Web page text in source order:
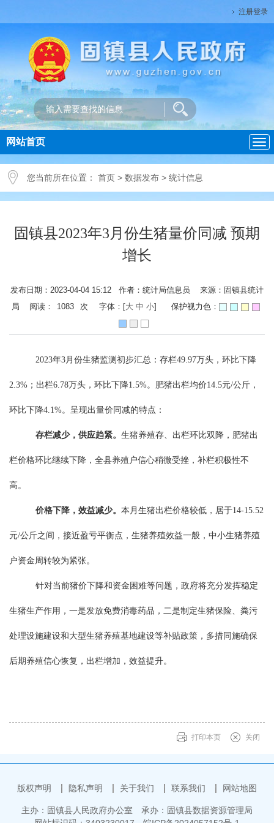
注册登录
导
航
网站首页
您当前所在位置： 首页 > 数据发布 > 统计信息
固镇县2023年3月份生猪量价同减 预期
增长
发布日期：2023-04-04 15:12 作者：统计局信息员 来源：固镇县统计
局 阅读：
1083 次 字体：[大 中 小] 保护视力色：
2023年3月份生猪监测 初步汇总： 存栏49.97万头，环比下降
2.3%；出栏6.78万头，环比下降1.5%。 肥猪出栏均价14.5元/公斤，
环比下降4.1%。呈现出量价同减的特点：
存栏减少，供应趋紧。 生猪养殖存、出栏环比双降，肥猪出
栏价格环比继续下降，全县养殖户信心稍微受挫 ，补栏积极性不
高。
价格下降，效益减少。 本月生猪出栏价格较低，居于14-15.52
元/公斤之间， 接近盈亏平衡点， 生猪养殖效益一般 ，中小生猪养殖
户资金周转较为紧张。
针对当前猪价下降和资金困难等问题， 政府将充分发挥稳定
生猪生产作用 ，一是发放免费消毒药品， 二是制定生猪保险、粪污
处理设施建设和大型生猪养殖基地建设等补贴政策 ， 多措同施确保
后期养殖信心恢复，出栏增加，效益提升。
打印本页 关闭
版权声明 隐私声明 关于我们 联系我们 网站地图
主办：固镇县人民政府办公室
承办：固镇县数据资源管理局